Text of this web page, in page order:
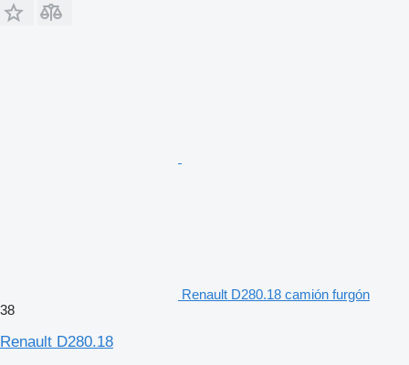
Renault D280.18 camión furgón
38
Renault D280.18